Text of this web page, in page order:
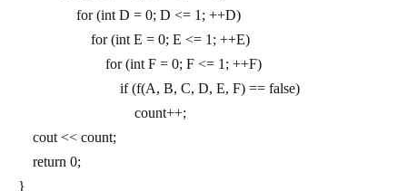
                for (int D = 0; D <= 1; ++D)
                    for (int E = 0; E <= 1; ++E)
                        for (int F = 0; F <= 1; ++F)
                            if (f(A, B, C, D, E, F) == false)
                                count++;
    cout << count;
    return 0;
}